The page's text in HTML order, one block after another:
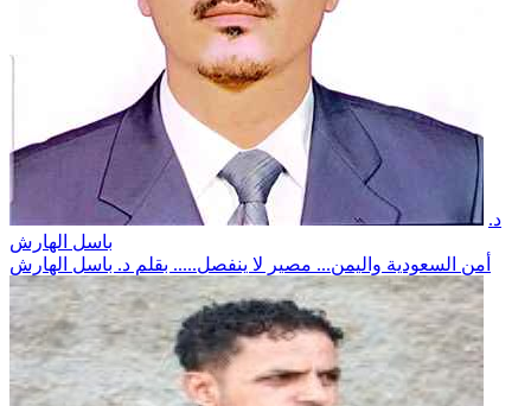
د.
باسل الهارش
أمن السعودية واليمن... مصير لا ينفصل..... بقلم د. باسل الهارش